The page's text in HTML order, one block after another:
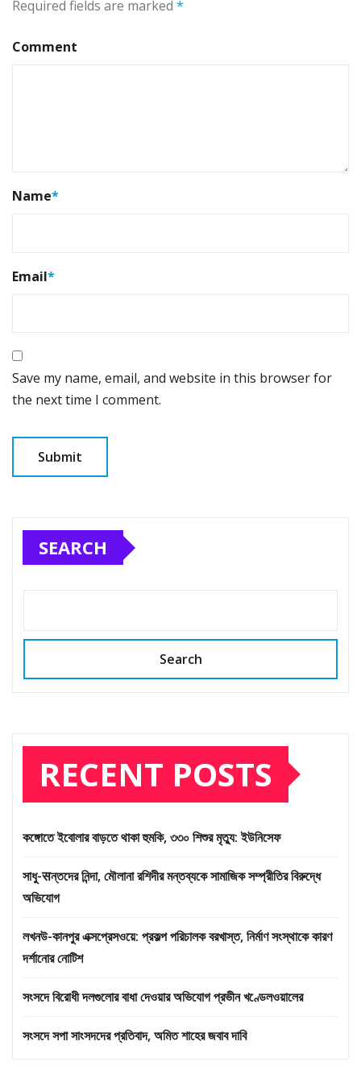
Required fields are marked *
Comment
Name*
Email*
Save my name, email, and website in this browser for
the next time I comment.
SEARCH
Search
RECENT POSTS
কঙ্গোতে ইবোলার বাড়তে থাকা হুমকি, ৩৩০ শিশুর মৃত্যু: ইউনিসেফ
সাধু-सন্তদের নিন্দা, মৌলানা রশিদীর মন্তব্যকে সামাজিক সম্প্রীতির বিরুদ্ধে
অভিযোগ
লখনউ-কানপুর এক্সপ্রেসওয়ে: প্রকল্প পরিচালক বরখাস্ত, নির্মাণ সংস্থাকে কারণ
দর্শানোর নোটিশ
সংসদে বিরোধী দলগুলোর বাধা দেওয়ার অভিযোগ প্রভীন খণ্ডেলওয়ালের
সংসদে সপা সাংসদদের প্রতিবাদ, অমিত শাহের জবাব দাবি